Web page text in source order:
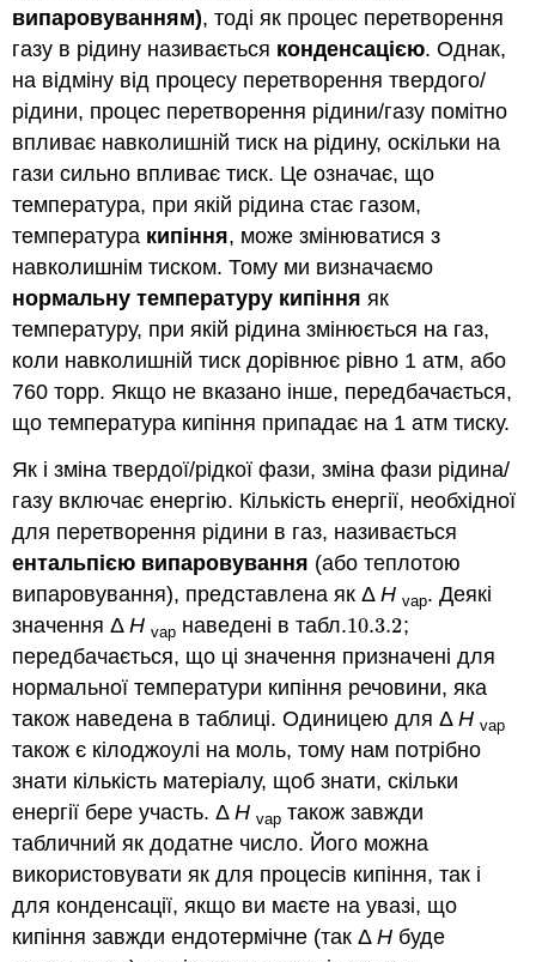
випаровуванням), тоді як процес перетворення
газу в рідину називається конденсацією. Однак,
на відміну від процесу перетворення твердого/
рідини, процес перетворення рідини/газу помітно
впливає навколишній тиск на рідину, оскільки на
гази сильно впливає тиск. Це означає, що
температура, при якій рідина стає газом,
температура кипіння, може змінюватися з
навколишнім тиском. Тому ми визначаємо
нормальну температуру кипіння як
температуру, при якій рідина змінюється на газ,
коли навколишній тиск дорівнює рівно 1 атм, або
760 торр. Якщо не вказано інше, передбачається,
що температура кипіння припадає на 1 атм тиску.
Як і зміна твердої/рідкої фази, зміна фази рідина/
газу включає енергію. Кількість енергії, необхідної
для перетворення рідини в газ, називається
ентальпією випаровування (або теплотою
випаровування), представлена як ΔH vap. Деякі
значення ΔH vap наведені в табл.10.3.2
10.3.2;
передбачається, що ці значення призначені для
нормальної температури кипіння речовини, яка
також наведена в таблиці. Одиницею для ΔH vap
також є кілоджоулі на моль, тому нам потрібно
знати кількість матеріалу, щоб знати, скільки
енергії бере участь. ΔH vap також завжди
табличний як додатне число. Його можна
використовувати як для процесів кипіння, так і
для конденсації, якщо ви маєте на увазі, що
кипіння завжди ендотермічне (так ΔH буде